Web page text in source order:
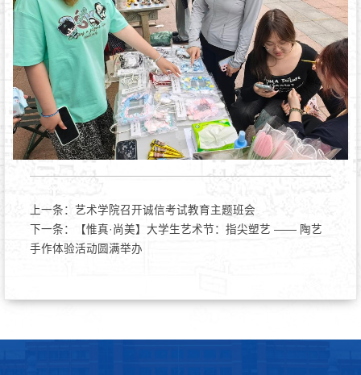
上一条： 艺术学院召开诚信考试教育主题班会
下一条：
【惟真·尚美】大学生艺术节：指尖塑艺 —— 陶艺
手作体验活动圆满举办